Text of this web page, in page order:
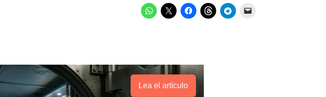
Lea el artículo